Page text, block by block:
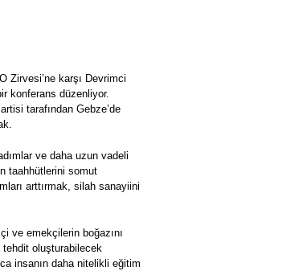
Zirvesi’ne karşı Devrimci
konferans düzenliyor.
tarafından Gebze’de
ve daha uzun vadeli
taahhütlerini somut
arttırmak, silah sanayiini
ve emekçilerin boğazını
tehdit oluşturabilecek
insanın daha nitelikli eğitim